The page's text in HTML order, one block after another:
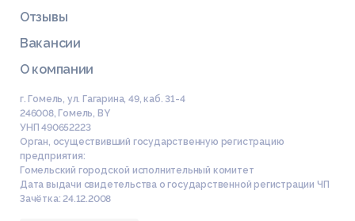
Отзывы
Вакансии
О компании
г. Гомель, ул. Гагарина, 49, каб. 31-4
246008, Гомель, BY
УНП 490652223
Орган, осуществивший государственную регистрацию
предприятия:
Гомельский городской исполнительный комитет
Дата выдачи свидетельства о государственной регистрации ЧП
Зачётка: 24.12.2008